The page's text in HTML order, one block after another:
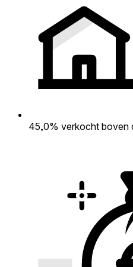
45,0% verkocht boven